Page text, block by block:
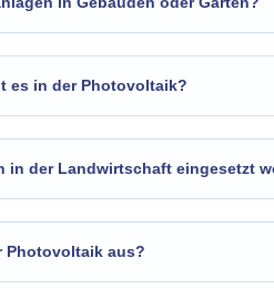
es in der Photovoltaik?
in der Landwirtschaft eingesetzt
Photovoltaik aus?